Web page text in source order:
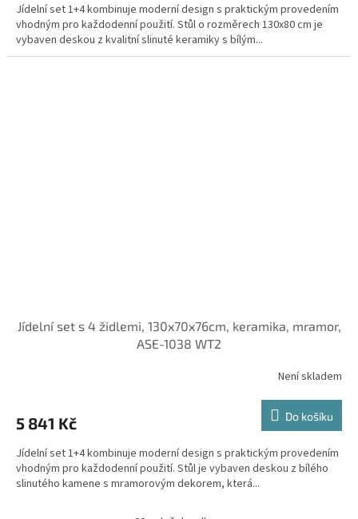
Jídelní set 1+4 kombinuje moderní design s praktickým provedením
vhodným pro každodenní použití. Stůl o rozměrech 130x80 cm je
vybaven deskou z kvalitní slinuté keramiky s bílým...
Jídelní set s 4 židlemi, 130x70x76cm, keramika, mramor,
ASE-1038 WT2
Není skladem
5 841 Kč Do košíku
Jídelní set 1+4 kombinuje moderní design s praktickým provedením
vhodným pro každodenní použití. Stůl je vybaven deskou z bílého
slinutého kamene s mramorovým dekorem, která...